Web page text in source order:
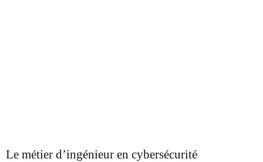
Le métier d’ingénieur en cybersécurité